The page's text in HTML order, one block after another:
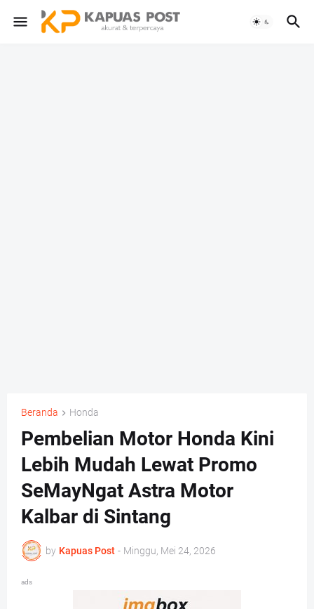
Beranda Honda
Pembelian Motor Honda Kini
Lebih Mudah Lewat Promo
SeMayNgat Astra Motor
Kalbar di Sintang
by Kapuas Post - Minggu, Mei 24, 2026
ads